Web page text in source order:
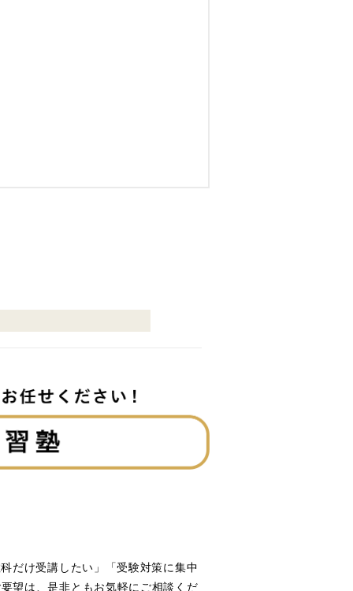
だけ受講したい」「受験対策に集中
望は、是非ともお気軽にご相談くだ